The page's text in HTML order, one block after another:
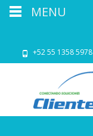
+52 55 1358 5978
MENU